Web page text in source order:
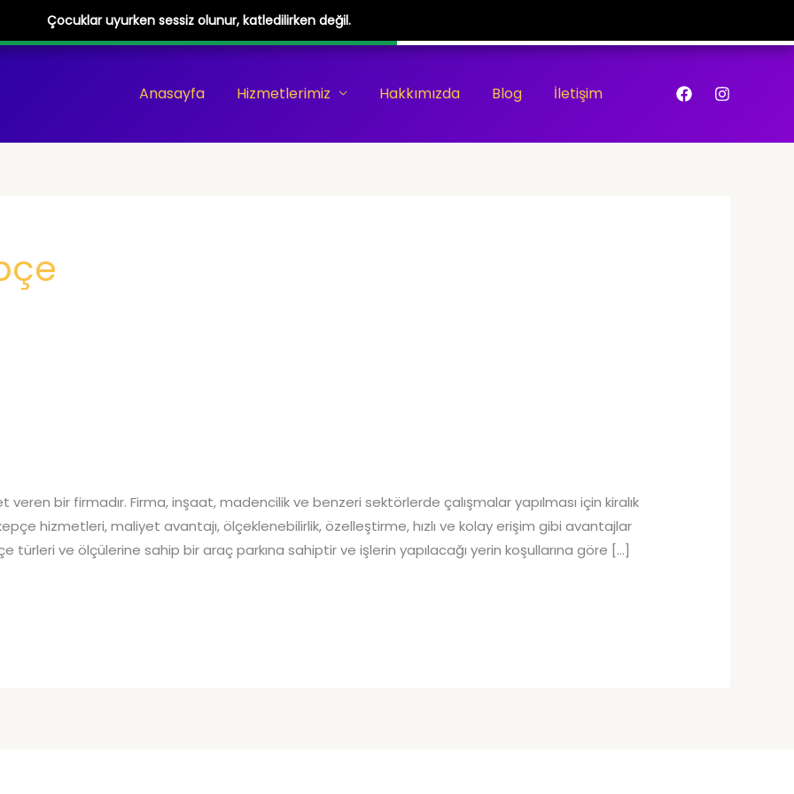
Çocuklar uyurken sessiz olunur, katledilirken değil.
Anasayfa Hizmetlerimiz Hakkımızda Blog İletişim
veren bir firmadır. Firma, inşaat, madencilik ve benzeri sektörlerde çalışmalar yapılması için kiralık
hizmetleri, maliyet avantajı, ölçeklenebilirlik, özelleştirme, hızlı ve kolay erişim gibi avantajlar
türleri ve ölçülerine sahip bir araç parkına sahiptir ve işlerin yapılacağı yerin koşullarına göre […]